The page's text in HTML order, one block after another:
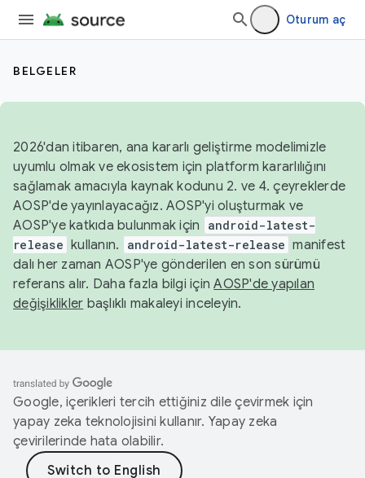
Oturum aç
BELGELER
2026'dan itibaren, ana kararlı geliştirme modelimizle
uyumlu olmak ve ekosistem için platform kararlılığını
sağlamak amacıyla kaynak kodunu 2. ve 4. çeyreklerde
AOSP'de yayınlayacağız. AOSP'yi oluşturmak ve
AOSP'ye katkıda bulunmak için
android-latest-
release kullanın. android-latest-release manifest
dalı her zaman AOSP'ye gönderilen en son sürümü
referans alır. Daha fazla bilgi içinAOSP'de yapılan
değişiklikler başlıklı makaleyi inceleyin.
Google, içerikleri tercih ettiğiniz dile çevirmek için
yapay zeka teknolojisini kullanır. Yapay zeka
çevirilerinde hata olabilir.